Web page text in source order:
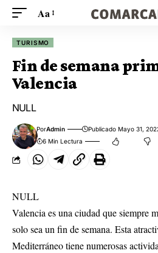
Aa
TURISMO
Fin de semana
Valencia
NULL
PorAdmin Publicado Mayo 31,
6 Min Lectura
NULL
Valencia es una ciudad que siempre
solo sea un fin de semana. Esta
Mediterráneo tiene numerosas